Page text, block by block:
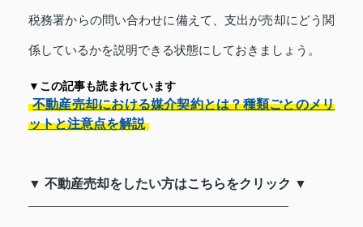
税務署からの問い合わせに備えて、支出が売却にどう関
係しているかを説明できる状態にしておきましょう。
▼この記事も読まれています
不動産売却における媒介契約とは？種類ごとのメリ
ットと注意点を解説
▼ 不動産売却をしたい方はこちらをクリック ▼